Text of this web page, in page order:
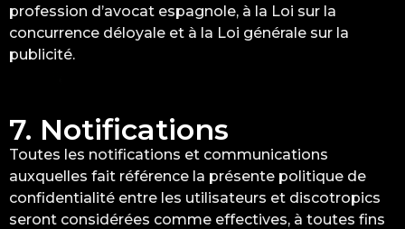
profession d’avocat espagnole, à la Loi sur la
concurrence déloyale et à la Loi générale sur la
publicité.
7. Notifications
Toutes les notifications et communications
auxquelles fait référence la présente politique de
confidentialité entre les utilisateurs et discotropics
seront considérées comme effectives, à toutes fins